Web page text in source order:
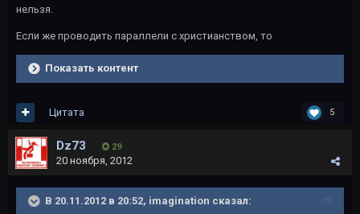
нельзя.
Если же проводить параллели с христианством, то
Показать контент
5
Цитата
Dz73 29
20 ноября, 2012
В 20.11.2012 в 20:52, imagination сказал: